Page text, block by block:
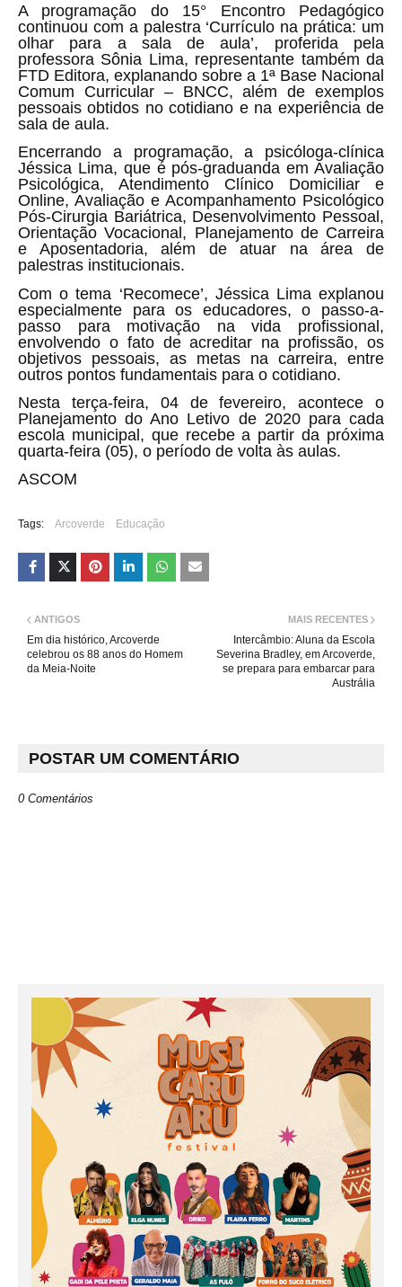
A programação do 15° Encontro Pedagógico
continuou com a palestra ‘Currículo na prática: um
olhar para a sala de aula’, proferida pela
professora Sônia Lima, representante também da
FTD Editora, explanando sobre a 1ª Base Nacional
Comum Curricular – BNCC, além de exemplos
pessoais obtidos no cotidiano e na experiência de
sala de aula.
Encerrando a programação, a psicóloga-clínica
Jéssica Lima, que é pós-graduanda em Avaliação
Psicológica, Atendimento Clínico Domiciliar e
Online, Avaliação e Acompanhamento Psicológico
Pós-Cirurgia Bariátrica, Desenvolvimento Pessoal,
Orientação Vocacional, Planejamento de Carreira
e Aposentadoria, além de atuar na área de
palestras institucionais.
Com o tema ‘Recomece’, Jéssica Lima explanou
especialmente para os educadores, o passo-a-
passo para motivação na vida profissional,
envolvendo o fato de acreditar na profissão, os
objetivos pessoais, as metas na carreira, entre
outros pontos fundamentais para o cotidiano.
Nesta terça-feira, 04 de fevereiro, acontece o
Planejamento do Ano Letivo de 2020 para cada
escola municipal, que recebe a partir da próxima
quarta-feira (05), o período de volta às aulas.
ASCOM
Tags: Arcoverde Educação
MAIS RECENTES
Intercâmbio: Aluna da Escola
Severina Bradley, em Arcoverde,
se prepara para embarcar para
Austrália
ANTIGOS
Em dia histórico, Arcoverde
celebrou os 88 anos do Homem
da Meia-Noite
POSTAR UM COMENTÁRIO
0 Comentários